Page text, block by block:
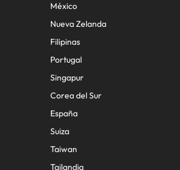
México
Nueva Zelanda
Filipinas
Portugal
Singapur
Corea del Sur
España
Suiza
Taiwan
Tailandia